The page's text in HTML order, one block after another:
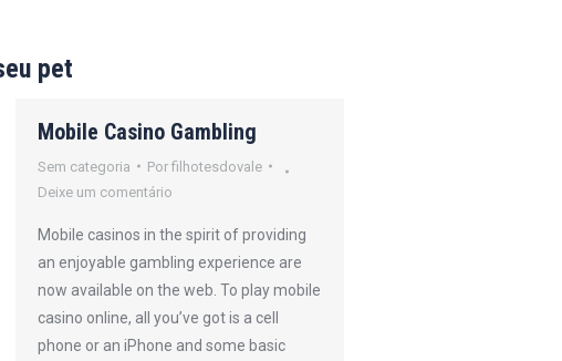
pet
Mobile Casino Gambling
Sem categoria Porfilhotesdovale
Deixe um comentário
Mobile casinos in the spirit of providing
an enjoyable gambling experience are
now available on the web. To play mobile
casino online, all you’ve got is a cell
phone or an iPhone and some basic